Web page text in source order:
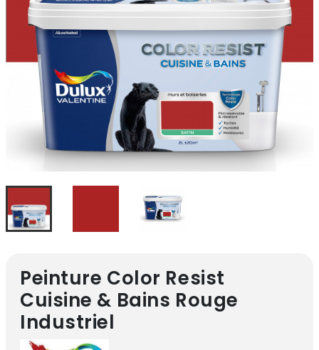
Peinture Color Resist
Cuisine & Bains Rouge
Industriel